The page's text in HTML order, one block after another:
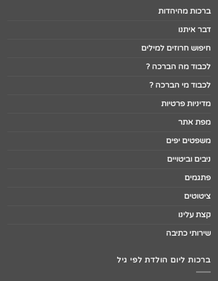
ברכות מהיהדות
דבר איתנו
חיפוש חרוזים למילים
לכבוד מה הברכה ?
לכבוד מי הברכה ?
מדיניות פרטיות
מפת אתר
משפטים יפים
ניבים וביטויים
פתגמים
ציטוטים
קצת עלינו
שירותי כתיבה
ברכות ליום הולדת לפי גיל